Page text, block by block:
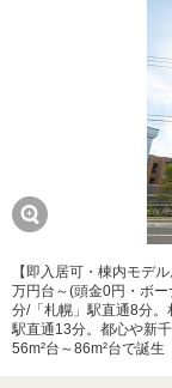
モデルルーム360°
【即入居可・棟内モデ
万円台～(頭金0円・ボ
分/「札幌」駅直通8分。
駅直通13分。都心や新
56m²台～86m²台で誕生